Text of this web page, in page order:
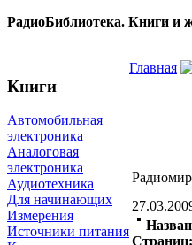
РадиоБиблиотека. Книги и
Книги
Автомобильная
электроника
Аналоговая
электроника
Аудиотехника
Для начинающих
Измерения
Источники питания
Главная
Страниц: